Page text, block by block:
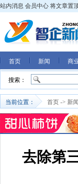
站内消息 会员中心 将文章置
首页 新闻 商
搜索：
当前位置： 首页 -> 新
去除第